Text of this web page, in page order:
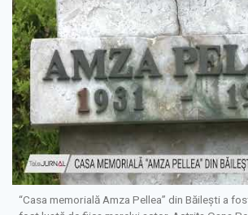
“Casa memorială Amza Pellea” din Băileşti a